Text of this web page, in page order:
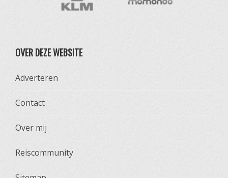
OVER DEZE WEBSITE
Adverteren
Contact
Over mij
Reiscommunity